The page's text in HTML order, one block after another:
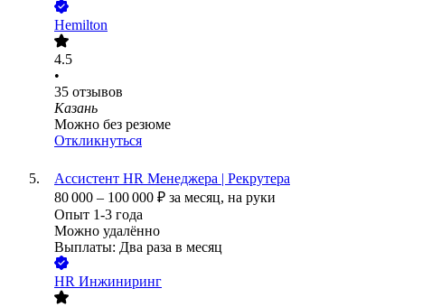
Hemilton
4.5
•
35 отзывов
Казань
Можно без резюме
Откликнуться
Ассистент HR Менеджера | Рекрутера
80 000 – 100 000 ₽ за месяц, на руки
Опыт 1-3 года
Можно удалённо
Выплаты: Два раза в месяц
HR Инжиниринг